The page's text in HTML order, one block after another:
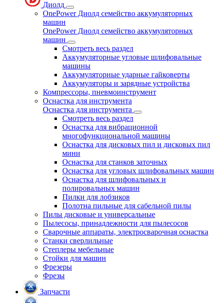
Диолд
OnePower Диолд семейство аккумуляторных
машин
OnePower Диолд семейство аккумуляторных
машин
Смотреть весь раздел
Аккумуляторные угловые шлифовальные
машины
Аккумуляторные ударные гайковерты
Аккумуляторы и зарядные устройства
Компрессоры, пневмоинструмент
Оснастка для инструмента
Оснастка для инструмента
Смотреть весь раздел
Оснастка для вибрационной
многофункциональной машины
Оснастка для дисковых пил и дисковых пил
мини
Оснастка для станков заточных
Оснастка для угловых шлифовальных машин
Оснастка для шлифовальных и
полировальных машин
Пилки для лобзиков
Полотна пильные для сабельной пилы
Пилы дисковые и универсальные
Пылесосы, принадлежности для пылесосов
Сварочные аппараты, электросварочная оснастка
Станки сверлильные
Степлеры мебельные
Стойки для машин
Фрезеры
Фрезы
Запчасти